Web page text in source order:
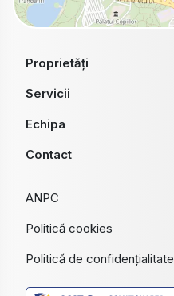
Proprietăți
Servicii
Echipa
Contact
ANPC
Politică cookies
Politică de confidențialitate